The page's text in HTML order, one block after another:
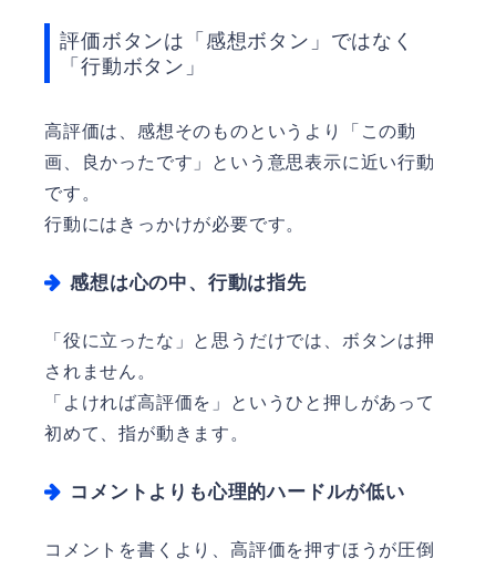
評価ボタンは「感想ボタン」ではなく
「行動ボタン」
高評価は、感想そのものというより「この動
画、良かったです」という意思表示に近い行動
です。
行動にはきっかけが必要です。
感想は心の中、行動は指先
「役に立ったな」と思うだけでは、ボタンは押
されません。
「よければ高評価を」というひと押しがあって
初めて、指が動きます。
コメントよりも心理的ハードルが低い
コメントを書くより、高評価を押すほうが圧倒